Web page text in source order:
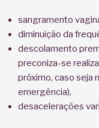
sangramento
diminuição da
descolamento
preconiza-se
próximo, caso seja
emergência),
desacelerações